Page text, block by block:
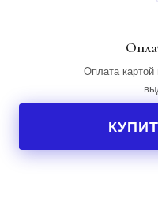
Оплата картой